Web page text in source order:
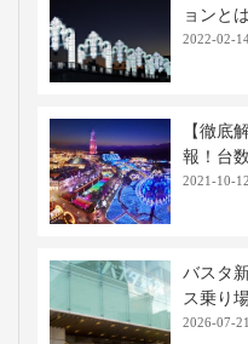
ョンと
2022-02-
【徹底
報！台
2021-10-12
バスタ
ス乗り
2026-07-21